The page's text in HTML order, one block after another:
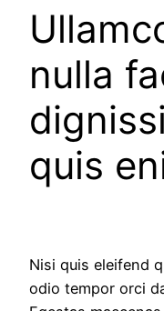
nulla
quis
Nisi quis eleifend
odio tempor orci